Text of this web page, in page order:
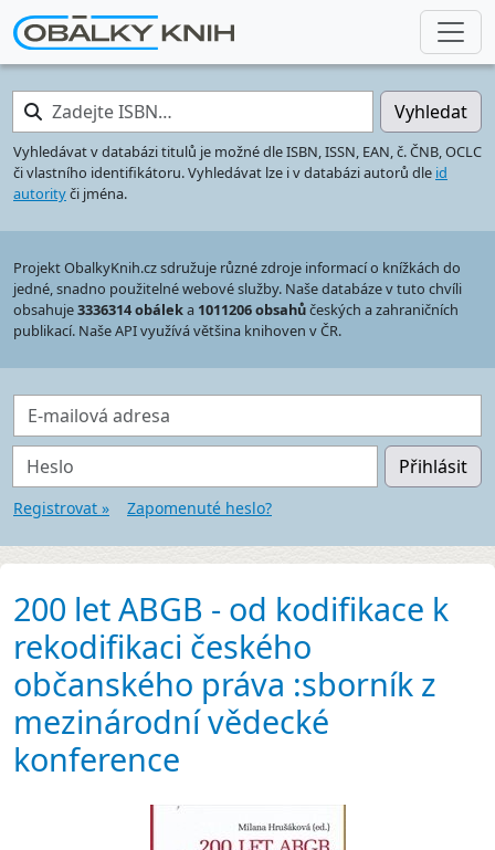
Zadejte ISBN… Vyhledat
Vyhledávat v databázi titulů je možné dle ISBN, ISSN, EAN, č. ČNB, OCLC
či vlastního identifikátoru. Vyhledávat lze i v databázi autorů dle id
autorityči jména.
Projekt ObalkyKnih.cz sdružuje různé zdroje informací o knížkách do
jedné, snadno použitelné webové služby. Naše databáze v tuto chvíli
obsahuje3336314 obáleka 1011206 obsahůčeských a zahraničních
publikací. Naše API využívá většina knihoven v ČR.
E-mailová adresa
Heslo Přihlásit
Registrovat » Zapomenuté heslo?
200 let ABGB - od kodifikace k
rekodifikaci českého
občanského práva :sborník z
mezinárodní vědecké
konference